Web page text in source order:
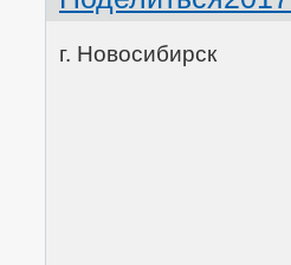
г. Новосибирск